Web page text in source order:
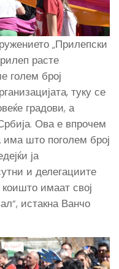
„Прилепски
расте
голем број
туку се
градови, а
Ова е впрочем
има што поголем број
ја
и делегациите
имаат свој
истакна Ванчо